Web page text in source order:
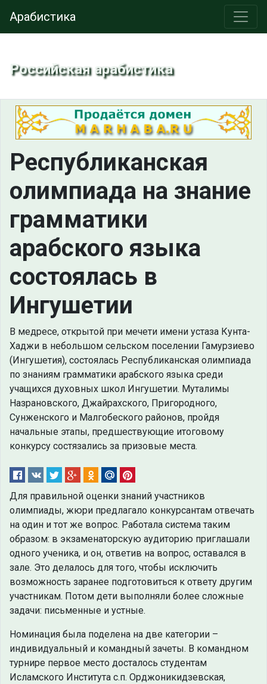
Арабистика
Российская арабистика
Республиканская
олимпиада на знание
грамматики
арабского языка
состоялась в
Ингушетии
В медресе, открытой при мечети имени устаза Кунта-
Хаджи в небольшом сельском поселении Гамурзиево
(Ингушетия), состоялась Республиканская олимпиада
по знаниям грамматики арабского языка среди
учащихся духовных школ Ингушетии. Муталимы
Назрановского, Джайрахского, Пригородного,
Сунженского и Малгобеского районов, пройдя
начальные этапы, предшествующие итоговому
конкурсу состязались за призовые места.
Для правильной оценки знаний участников
олимпиады, жюри предлагало конкурсантам отвечать
на один и тот же вопрос. Работала система таким
образом: в экзаменаторскую аудиторию приглашали
одного ученика, и он, ответив на вопрос, оставался в
зале. Это делалось для того, чтобы исключить
возможность заранее подготовиться к ответу другим
участникам. Потом дети выполняли более сложные
задачи: письменные и устные.
Номинация была поделена на две категории –
индивидуальный и командный зачеты. В командном
турнире первое место досталось студентам
Исламского Института с.п. Орджоникидзевская,